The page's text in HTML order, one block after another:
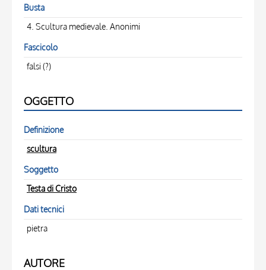
Busta
4. Scultura medievale. Anonimi
Fascicolo
falsi (?)
OGGETTO
Definizione
scultura
Soggetto
Testa di Cristo
Dati tecnici
pietra
AUTORE